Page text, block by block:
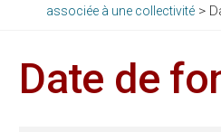
associée à une collectivité >
Date de